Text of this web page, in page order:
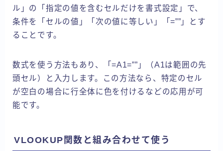
ル」の「指定の値を含むセルだけを書式設定」で、
条件を「セルの値」「次の値に等しい」「=””」とす
ることです。
数式を使う方法もあり、「=A1=””」（A1は範囲の先
頭セル）と入力します。この方法なら、特定のセル
が空白の場合に行全体に色を付けるなどの応用が可
能です。
VLOOKUP関数と組み合わせて使う